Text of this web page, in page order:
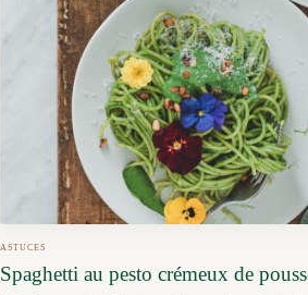
ASTUCES
Spaghetti au pesto crémeux de